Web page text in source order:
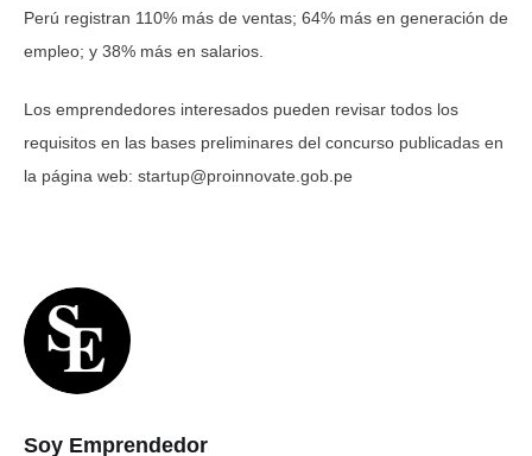
Perú registran 110% más de ventas; 64% más en generación de
empleo; y 38% más en salarios.
Los emprendedores interesados pueden revisar todos los
requisitos en las bases preliminares del concurso publicadas en
la página web: startup@proinnovate.gob.pe
Soy Emprendedor